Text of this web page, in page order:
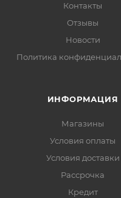
Контакты
Отзывы
Новости
Политика
ИНФОРМАЦИЯ
Магазины
Условия оплаты
Условия доставки
Рассрочка
Кредит